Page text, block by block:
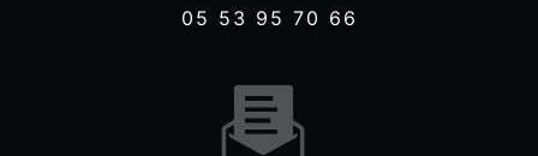
05 53 95 70 66